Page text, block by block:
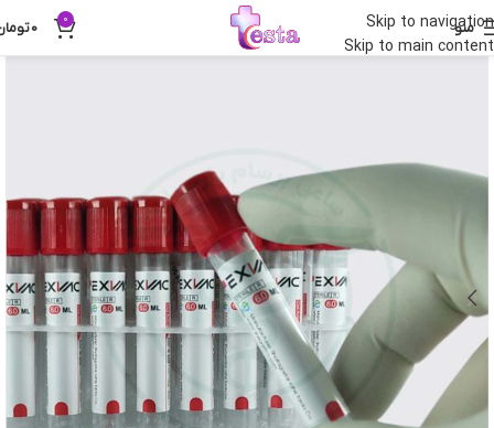
Skip to navigation
Skip to main content
منو 0
0